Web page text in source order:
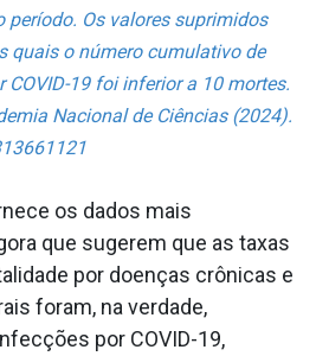
período. Os valores suprimidos
quais o número cumulativo de
19 foi inferior a 10 mortes.
Nacional de Ciências (2024).
os dados mais
que sugerem que as taxas
por doenças crônicas e
foram, na verdade,
por COVID-19,